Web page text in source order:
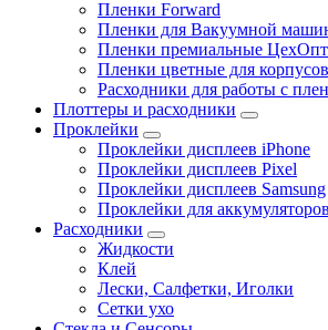
Пленки Forward
Пленки для Вакуумной
Пленки премиальные ЦехОпт
Пленки цветные для корпусов
Расходники для работы с
Плоттеры и расходники
Проклейки
Проклейки дисплеев iPhone
Проклейки дисплеев Pixel
Проклейки дисплеев Samsung
Проклейки для аккумуляторов
Расходники
Жидкости
Клей
Лески, Салфетки, Иголки
Сетки ухо